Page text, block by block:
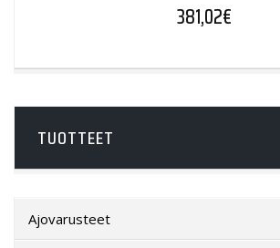
381,02€
TUOTTEET
Ajovarusteet